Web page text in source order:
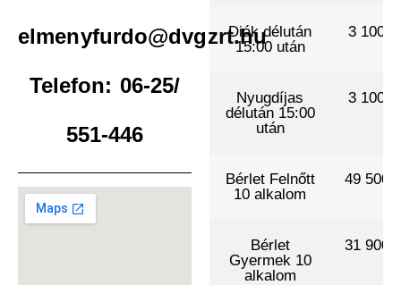
elmenyfurdo@dvgzrt.hu
Telefon: 06-25/
551-446
Diák délután
15:00 után
3 100 .-
Nyugdíjas
délután 15:00
után
3 100 .-
Bérlet Felnőtt
10 alkalom
49 500
Bérlet
Gyermek 10
alkalom
31 900